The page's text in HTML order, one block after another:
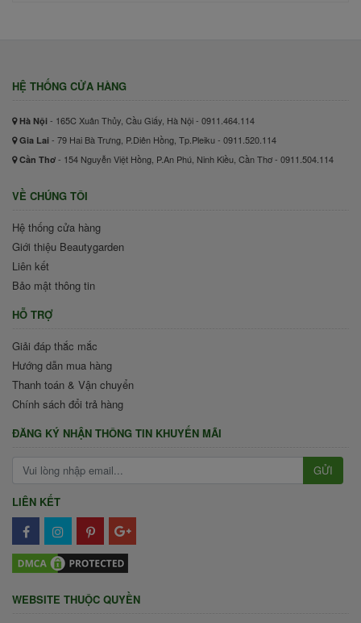
HỆ THỐNG CỬA HÀNG
Hà Nội - 165C Xuân Thủy, Cầu Giấy, Hà Nội - 0911.464.114
Gia Lai - 79 Hai Bà Trưng, P.Diên Hồng, Tp.Pleiku - 0911.520.114
Cần Thơ - 154 Nguyễn Việt Hồng, P.An Phú, Ninh Kiều, Cần Thơ - 0911.504.114
VỀ CHÚNG TÔI
Hệ thống cửa hàng
Giới thiệu Beautygarden
Liên kết
Bảo mật thông tin
HỖ TRỢ
Giải đáp thắc mắc
Hướng dẫn mua hàng
Thanh toán & Vận chuyển
Chính sách đổi trả hàng
ĐĂNG KÝ NHẬN THÔNG TIN KHUYẾN MÃI
GỬI
LIÊN KẾT
WEBSITE THUỘC QUYỀN